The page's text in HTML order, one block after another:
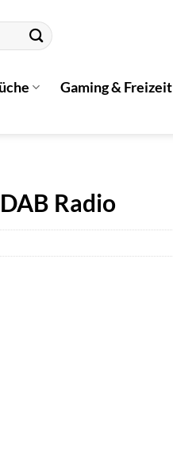
Gaming & Freizeit
Radio